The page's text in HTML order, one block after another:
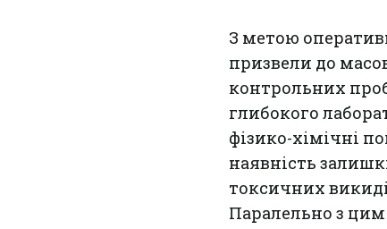
З метою
призвели до
контрольних
глибокого
фізико-хімічні
наявність
токсичних
Паралельно з цим